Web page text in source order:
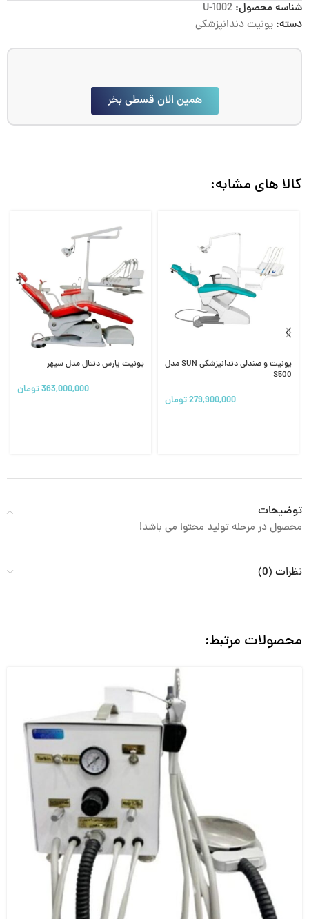
شناسه محصول: U-1002
دسته: یونیت دندانپزشکی
همین الان قسطی بخر
کالا های مشابه:
یونیت و صندلی دندانپزشکی SUN مدل
S500
279,900,000تومان
یونیت پارس دنتال مدل سپهر
363,000,000تومان
توضیحات
محصول در مرحله تولید محتوا می باشد!
نظرات (0)
محصولات مرتبط: